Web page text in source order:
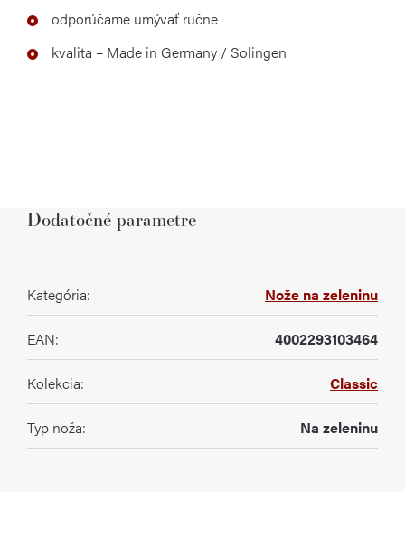
odporúčame umývať ručne
kvalita – Made in Germany / Solingen
Dodatočné parametre
Kategória: Nože na zeleninu
EAN: 4002293103464
Kolekcia: Classic
Typ noža: Na zeleninu